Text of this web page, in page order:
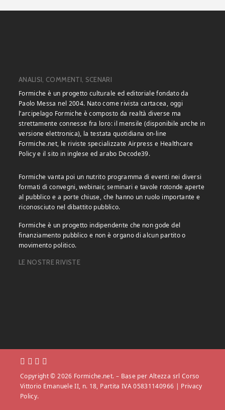
ANALISI, COMMENTI, SCENARI
Formiche è un progetto culturale ed editoriale fondato da
Paolo Messa nel 2004. Nato come rivista cartacea, oggi
l’arcipelago Formiche è composto da realtà diverse ma
strettamente connesse fra loro: il mensile (disponibile anche in
versione elettronica), la testata quotidiana on-line
Formiche.net, le riviste specializzate Airpress e Healthcare
Policy e il sito in inglese ed arabo Decode39.
Formiche vanta poi un nutrito programma di eventi nei diversi
formati di convegni, webinair, seminari e tavole rotonde aperte
al pubblico e a porte chiuse, che hanno un ruolo importante e
riconosciuto nel dibattito pubblico.
Formiche è un progetto indipendente che non gode del
finanziamento pubblico e non è organo di alcun partito o
movimento politico.
LE NOSTRE RIVISTE
Copyright © 2026 Formiche.net. – Base per Altezza srl Corso
Vittorio Emanuele II, n. 18, Partita IVA 05831140966 | Privacy
Policy.